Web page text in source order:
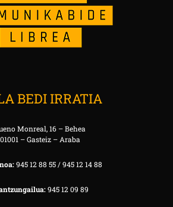
BEDI IRRATIA
Monreal, 16 – Behea
01001 – Gasteiz – Araba
945 12 88 55 / 945 12 14 88
945 12 09 89